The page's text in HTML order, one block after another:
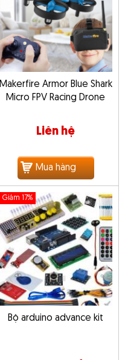
Makerfire Armor Blue Shark
Micro FPV Racing Drone
Liên hệ
Mua hàng
Bộ arduino advance kit
Giảm 17%